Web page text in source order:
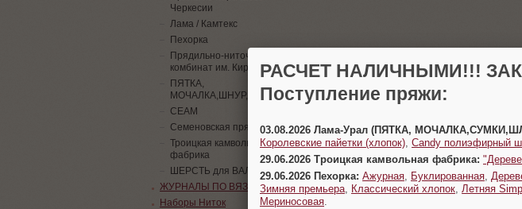
Черкесии
Лама / Камтекс
Пехорка
Прядильно-ниточный
комбинат им. Кирова
ПЯТКА,
МОЧАЛКА,ШНУР,ПАЙЕТКИ
СЕАМ
Семеновская пряжа
Троицкая камвольная
фабрика
ШЕРСТЬ для ВАЛЯНИЯ
ЖУРНАЛЫ ПО ВЯЗАНИЮ
Наборы Ниток
РАСЧЕТ НАЛИЧНЫМИ!!!
Поступление пряжи:
03.08.2026 Лама-Урал (ПЯТКА,
Королевские пайетки (хлопок) Candy полиэфирный
29.06.2026 Троицкая камвольная фабрика:
29.06.2026 Пехорка: Ажурная Буклированная
Зимняя премьера
Классический хлопок Летняя
Мериносовая